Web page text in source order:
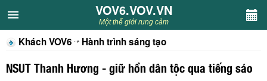
VOV6.VOV.VN
CHUYÊN MỤC
Khách VOV6
VOV6.VOV.VN
Một thế giới rung cảm
Khách VOV6 Hành trình sáng tạo
NSUT Thanh Hương - giữ hồn dân tộc qua tiếng sáo